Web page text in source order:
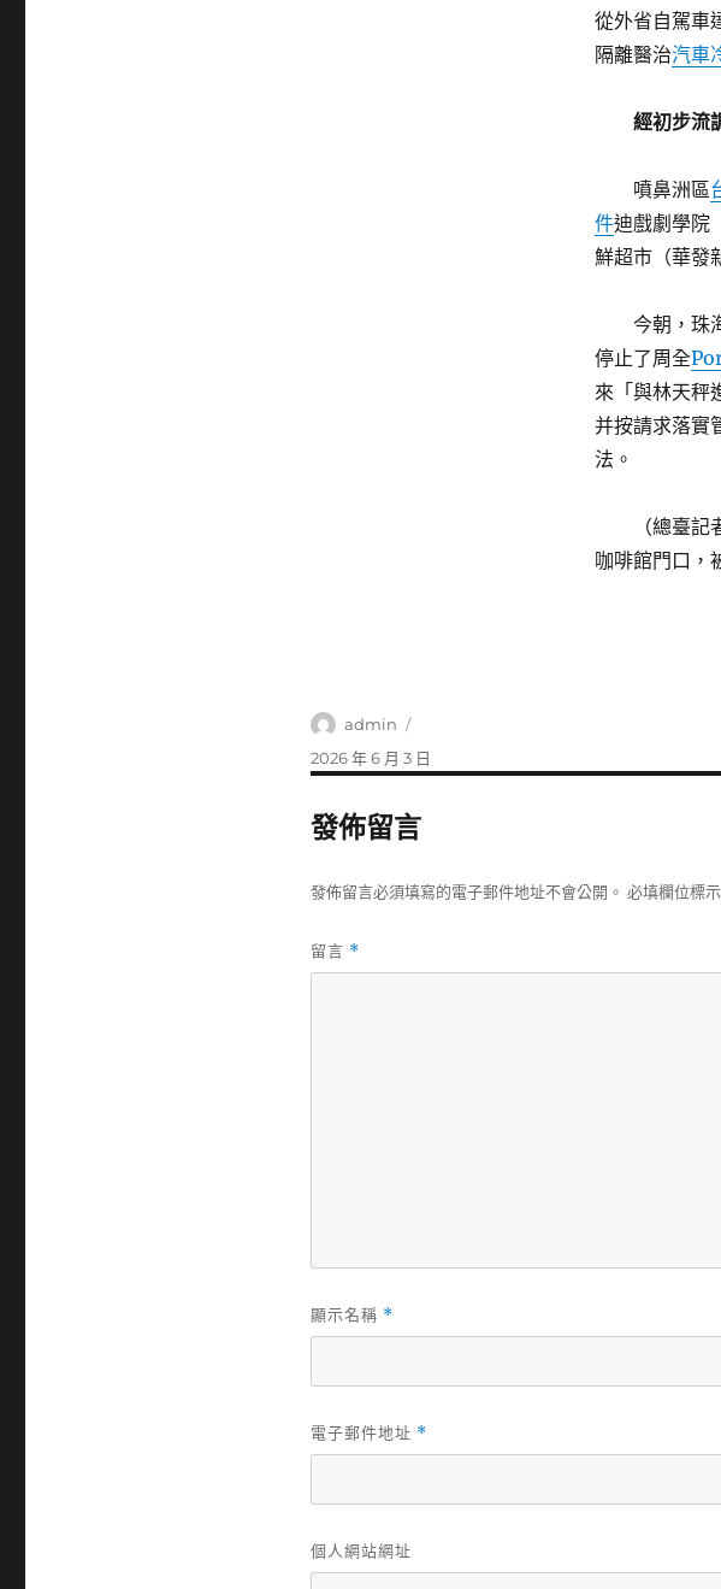
從外省自駕車
隔離醫治汽車
經初步流
噴鼻洲區
件迪戲劇學院
鮮超市（華發
今朝，珠
停止了周全
來「與林天秤
并按請求落實
法。
（總臺
咖啡館門口，
作
者
admin
發
佈
期:
2026 年 6 月 3 日
發佈留言
發佈留言必須填寫的電子郵件地址不會公開。 必填欄位標
留言 *
顯示名稱 *
電子郵件地址 *
個人網站網址